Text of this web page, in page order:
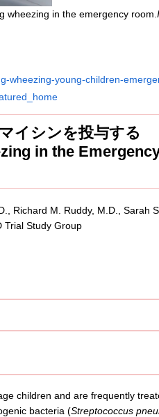
wheezing in the emergency room.
wheezing-young-children-
イシンを投与する
in the
Richard M. Ruddy, M.D., Sarah
Trial Study Group
children and are frequently
bacteria (Streptococcus